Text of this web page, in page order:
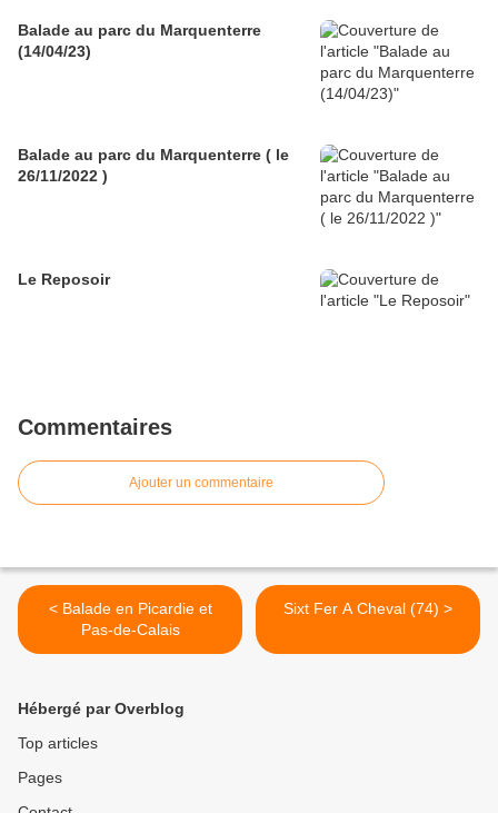
Balade au parc du Marquenterre
(14/04/23)
Balade au parc du Marquenterre ( le
26/11/2022 )
Le Reposoir
Commentaires
Ajouter un commentaire
< Balade en Picardie et
Pas-de-Calais
Sixt Fer A Cheval (74) >
Hébergé par Overblog
Top articles
Pages